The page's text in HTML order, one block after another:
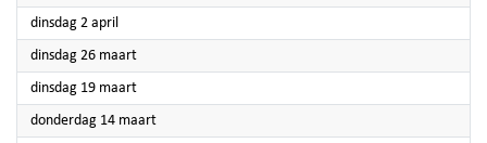
dinsdag 2 april
dinsdag 26 maart2024
dinsdag 19 maart2024
donderdag 14 maart2024